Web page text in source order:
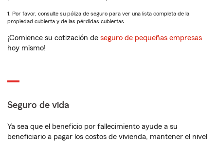
1. Por favor, consulte su póliza de seguro para ver una lista completa de la
propiedad cubierta y de las pérdidas cubiertas.
¡Comience su cotización de seguro de pequeñas empresas
hoy mismo!
Seguro de vida
Ya sea que el beneficio por fallecimiento ayude a su
beneficiario a pagar los costos de vivienda, mantener el nivel